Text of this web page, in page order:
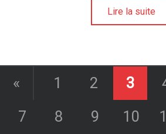
Lire la suite
« 1 2 3
7
8 9 10